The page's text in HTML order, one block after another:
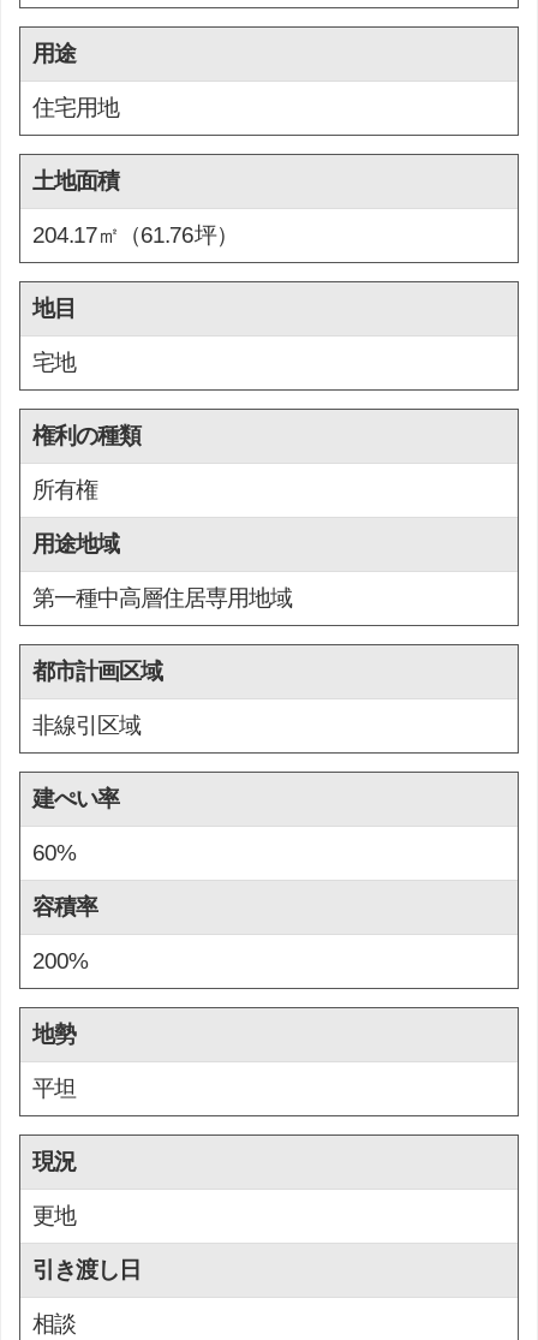
用途
住宅用地
土地面積
204.17㎡（61.76坪）
地目
宅地
権利の種類
所有権
用途地域
第一種中高層住居専用地域
都市計画区域
非線引区域
建ぺい率
60%
容積率
200%
地勢
平坦
現況
更地
引き渡し日
相談